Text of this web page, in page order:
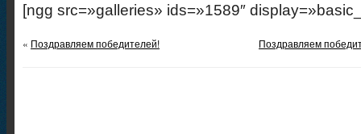
[ngg src=»galleries» ids=»1589″
« Поздравляем победителей! Поздравляем